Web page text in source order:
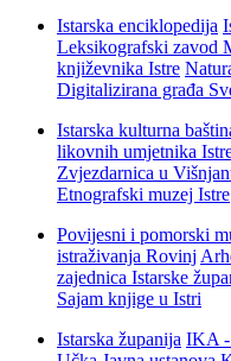
Istarska enciklopedija
Leksikografski zavod
književnika Istre
Digitalizirana građa
Istarska kulturna
likovnih umjetnika
Zvjezdarnica u
Etnografski muzej Istre
Povijesni i pomorski
istraživanja Rovinj
zajednica Istarske
Sajam knjige u Istri
Istarska županija IKA -